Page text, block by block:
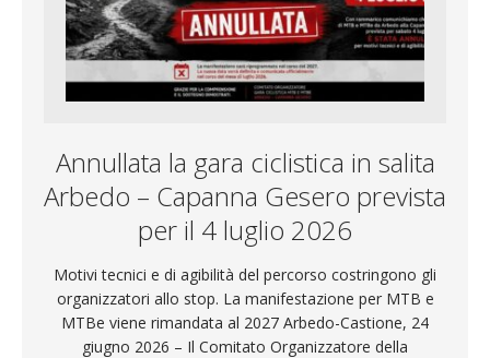
Annullata la gara ciclistica in salita
Arbedo – Capanna Gesero prevista
per il 4 luglio 2026
Motivi tecnici e di agibilità del percorso costringono gli
organizzatori allo stop. La manifestazione per MTB e
MTBe viene rimandata al 2027 Arbedo-Castione, 24
giugno 2026 – Il Comitato Organizzatore della